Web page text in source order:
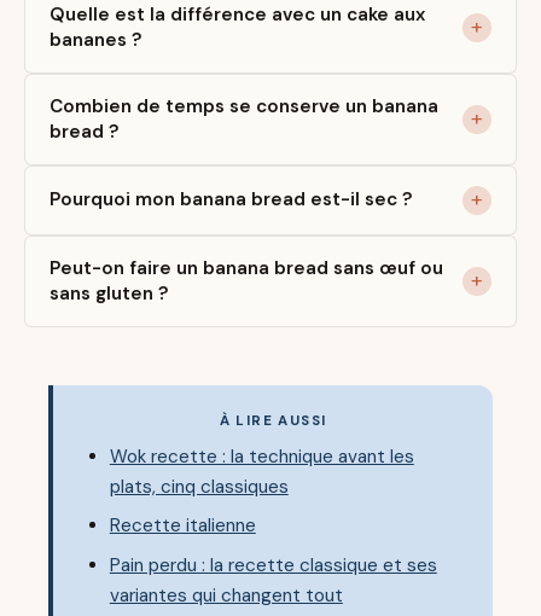
Quelle est la différence avec un cake aux
bananes ?
Combien de temps se conserve un banana
bread ?
Pourquoi mon banana bread est-il sec ?
Peut-on faire un banana bread sans œuf ou
sans gluten ?
À LIRE AUSSI
Wok recette : la technique avant les
plats, cinq classiques
Recette italienne
Pain perdu : la recette classique et ses
variantes qui changent tout